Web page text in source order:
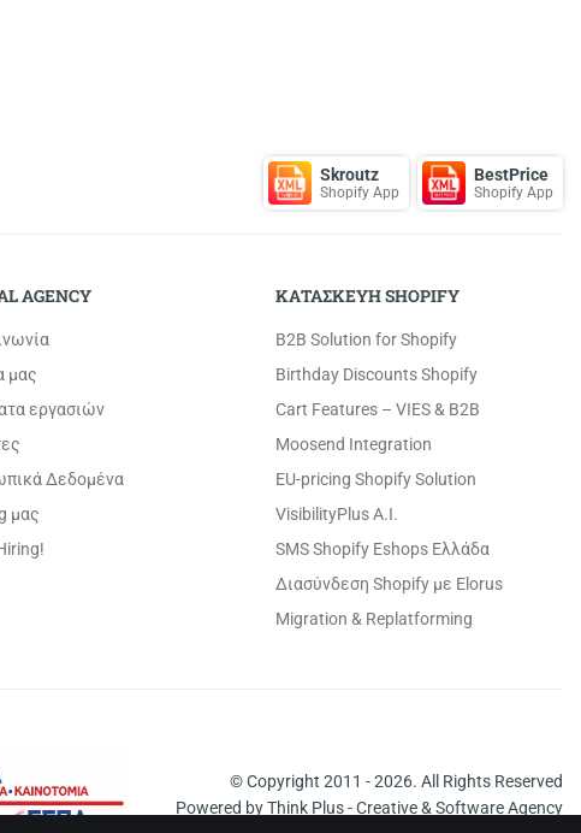
Skroutz
Shopify App
BestPrice
Shopify App
AGENCY
μας
εργασιών
Δεδομένα
μας
ΚΑΤΑΣΚΕΥΗ SHOPIFY
B2B Solution for Shopify
Birthday Discounts Shopify
Cart Features – VIES & B2B
Moosend Integration
EU-pricing Shopify Solution
VisibilityPlus A.I.
SMS Shopify Eshops Ελλάδα
Διασύνδεση Shopify με Elorus
Migration & Replatforming
© Copyright 2011 - 2026. All Rights Reserved
Powered byThink Plus - Creative & Software Agency